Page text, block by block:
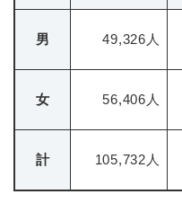
男 49,326人
女 56,406人
計 105,732人